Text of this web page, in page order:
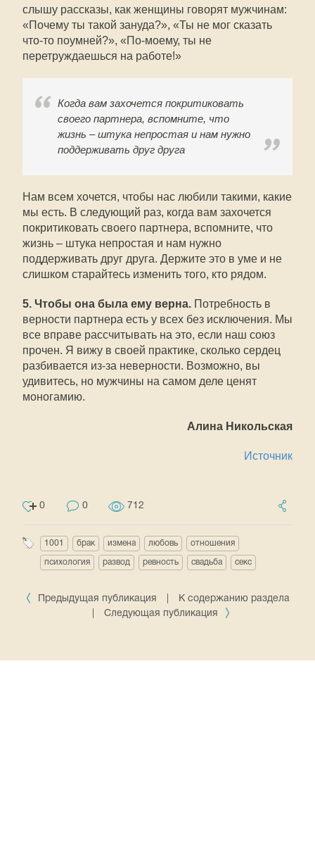
слышу рассказы, как женщины говорят мужчинам:
«Почему ты такой зануда?», «Ты не мог сказать
что-то поумней?», «По-моему, ты не
перетруждаешься на работе!»
Когда вам захочется покритиковать
своего партнера, вспомните, что
жизнь – штука непростая и нам нужно
поддерживать друг друга
Нам всем хочется, чтобы нас любили такими, какие
мы есть. В следующий раз, когда вам захочется
покритиковать своего партнера, вспомните, что
жизнь – штука непростая и нам нужно
поддерживать друг друга. Держите это в уме и не
слишком старайтесь изменить того, кто рядом.
5. Чтобы она была ему верна. Потребность в
верности партнера есть у всех без исключения. Мы
все вправе рассчитывать на это, если наш союз
прочен. Я вижу в своей практике, сколько сердец
разбивается из-за неверности. Возможно, вы
удивитесь, но мужчины на самом деле ценят
моногамию.
Алина Никольская
Источник
0 0 712
1001 брак измена любовь отношения
психология развод ревность свадьба секс
Предыдущая публикация
К содержанию раздела
Следующая публикация